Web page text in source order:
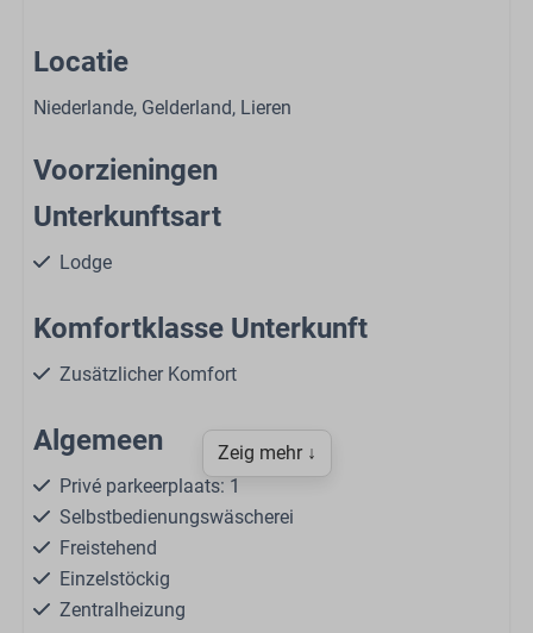
Locatie
Niederlande, Gelderland, Lieren
Voorzieningen
Unterkunftsart
Lodge
Komfortklasse Unterkunft
Zusätzlicher Komfort
Algemeen
Privé parkeerplaats: 1
Selbstbedienungswäscherei
Freistehend
Einzelstöckig
Zentralheizung
Zeig mehr ↓